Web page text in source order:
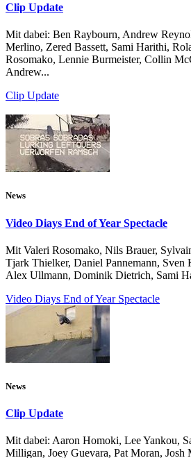
Clip Update
Mit dabei: Ben Raybourn, Andrew
Merlino, Zered Bassett, Sami Harithi,
Rosomako, Lennie Burmeister, Collin
Andrew...
Clip Update
News
Video Diays End of Year Spectacle
Mit Valeri Rosomako, Nils Brauer,
Tjark Thielker, Daniel Pannemann, Sven
Alex Ullmann, Dominik Dietrich, Sami
Video Diays End of Year Spectacle
News
Clip Update
Mit dabei: Aaron Homoki, Lee Yankou,
Milligan, Joey Guevara, Pat Moran, Josh